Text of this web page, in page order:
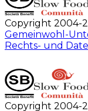
Copyright 2004-
Gemeinwohl-
Rechts- und
Copyright 2004-